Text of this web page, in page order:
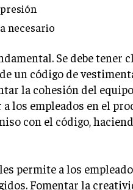
necesario
Se debe tener
un código de
la cohesión del
los empleados en el
con el código,
permite a los
Fomentar la